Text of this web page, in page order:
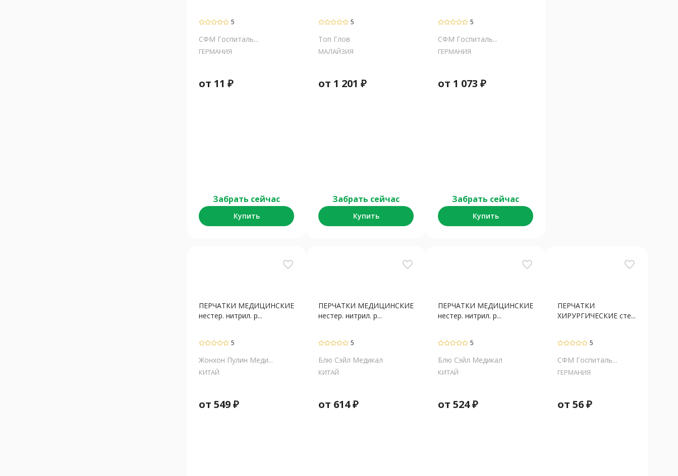
5
СФМ Госпиталь...
ГЕРМАНИЯ
от 11 ₽
Забрать сейчас
Купить
5
Топ Глов
МАЛАЙЗИЯ
от 1 201 ₽
Забрать сейчас
Купить
5
СФМ Госпиталь...
ГЕРМАНИЯ
от 1 073 ₽
Забрать сейчас
Купить
favorite_border
ПЕРЧАТКИ МЕДИЦИНСКИЕ
нестер. нитрил. р...
5
Жонхон Пулин Меди...
КИТАЙ
от 549₽
favorite_border
ПЕРЧАТКИ МЕДИЦИНСКИЕ
нестер. нитрил. р...
5
Блю Сэйл Медикал
КИТАЙ
от 614₽
favorite_border
ПЕРЧАТКИ МЕДИЦИНСКИЕ
нестер. нитрил. р...
5
Блю Сэйл Медикал
КИТАЙ
от 524₽
favorite_border
ПЕРЧАТКИ
ХИРУРГИЧЕСКИЕ сте...
5
СФМ Госпиталь...
ГЕРМАНИЯ
от 56₽